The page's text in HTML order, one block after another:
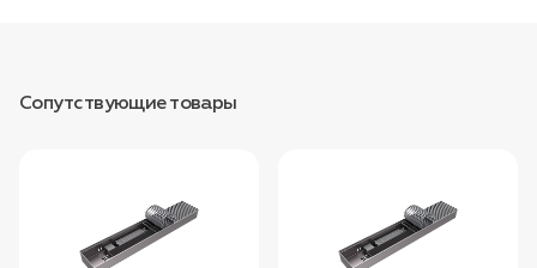
Сопутствующие товары